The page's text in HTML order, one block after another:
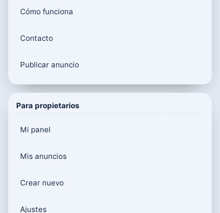
Cómo funciona
Contacto
Publicar anuncio
Para propietarios
Mi panel
Mis anuncios
Crear nuevo
Ajustes